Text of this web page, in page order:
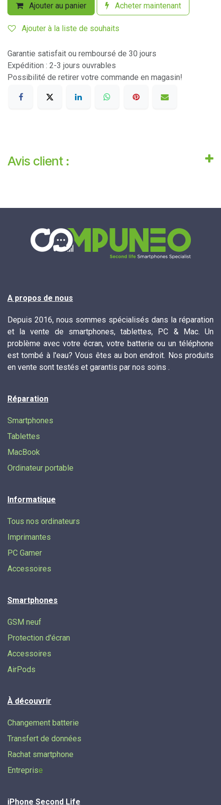
Ajouter au panier Acheter maintenant
Ajouter à la liste de souhaits
Garantie satisfait ou remboursé de 30 jours
Expédition : 2-3 jours ouvrables
Possibilité de retirer votre commande en magasin!
Avis client :
A propos de nous
Depuis 2016, nous sommes spécialisés dans la réparation
et la vente de smartphones, tablettes, PC & Mac. Un
problème avec votre écran, votre batterie ou un téléphone
est tombé à l'eau? Vous êtes au bon endroit. Nos produits
en vente sont testés et garantis par nos soins .
Réparation
Smartphones
Tablettes
MacBook
Ordinateur portable
Informatique
Tous nos ordinateurs
Imprimantes
PC Gamer
Accessoires
Smartphones
GSM neuf
Protection d'écran
Accessoires
AirPods
À découvrir
Changement batterie
Transfert de données​
Rachat smartphone
Entreprise
iPhone Second Life